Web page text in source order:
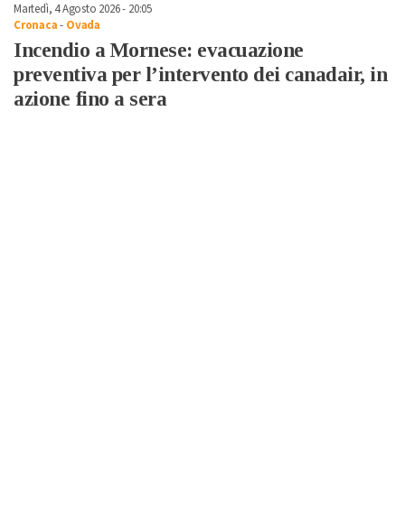
Martedì, 4 Agosto 2026 - 20:05
Cronaca- Ovada
Incendio a Mornese: evacuazione
preventiva per l’intervento dei canadair, in
azione fino a sera